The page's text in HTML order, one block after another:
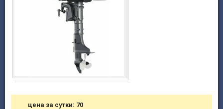
цена за сутки: 70